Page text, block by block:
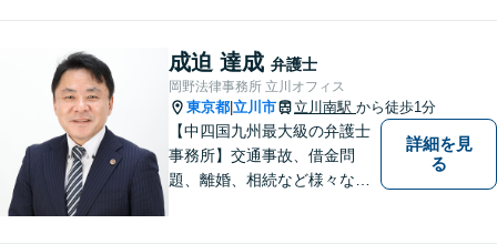
い！
成迫 達成 弁護士
岡野法律事務所 立川オフィス
東京都 立川市 立川南駅 から徒歩1分
【中四国九州最大級の弁護士
事務所】交通事故、借金問
題、離婚、相続など様々な問
詳細を見
る